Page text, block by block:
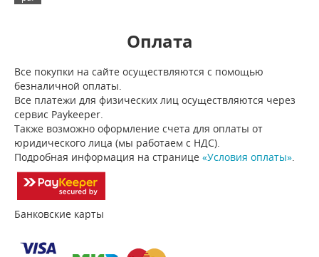
Оплата
Все покупки на сайте осуществляются с помощью
безналичной оплаты.
Все платежи для физических лиц осуществляются через
сервис Paykeeper.
Также возможно оформление счета для оплаты от
юридического лица (мы работаем с НДС).
Подробная информация на странице «Условия оплаты»
Банковские карты